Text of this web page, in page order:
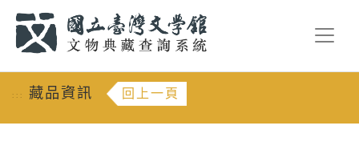
::: 藏品資訊 回上一頁